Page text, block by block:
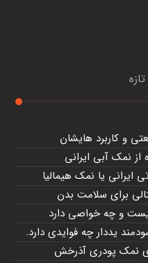
و کاربرد هایشان
نمک آبی ایرانی
یا نمک هیمالیا
برای سلامت بدن
و چه خواصی دارد
یددار چه فوایدی دارد.
نمک پودری آذرخش